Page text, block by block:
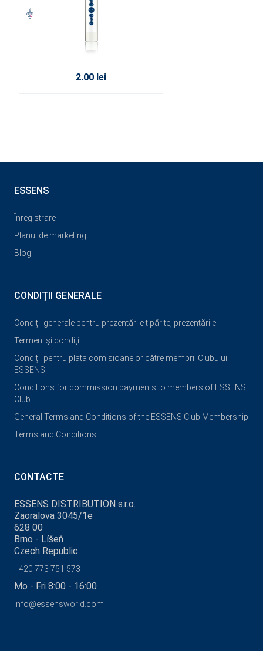
2.00 lei
ESSENS
Înregistrare
Planul de marketing
Blog
CONDIȚII GENERALE
Condiții generale pentru prezentările tipărite, prezentările
Termeni și condiții
Condiții pentru plata comisioanelor către membrii Clubului
ESSENS
Conditions for commission payments to members of ESSENS
Club
General Terms and Conditions of the ESSENS Club Membership
Terms and Conditions
CONTACTE
ESSENS DISTRIBUTION s.r.o.
Zaoralova 3045/1e
628 00
Brno - Líšeň
Czech Republic
+420 773 751 573
Mo - Fri 8:00 - 16:00
info@essensworld.com